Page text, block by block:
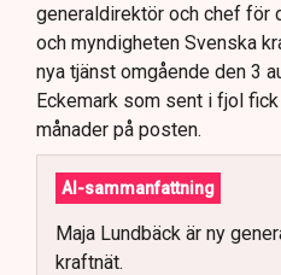
generaldirektör och chef
och myndigheten Svenska
nya tjänst omgående den 3
Eckemark som sent i fjol
månader på posten.
AI-sammanfattning
Maja Lundbäck är ny
kraftnät.